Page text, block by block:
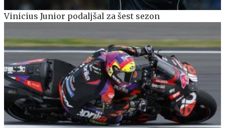
Vinicius Junior podaljšal za šest sezon